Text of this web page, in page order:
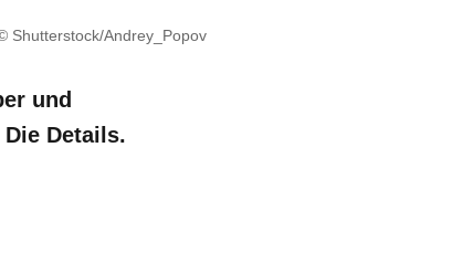
Shutterstock/Andrey_Popov
und
Details.